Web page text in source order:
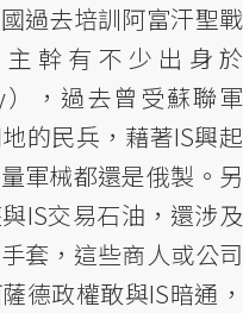
過去培訓阿富汗聖戰
幹有不少出身於
），過去曾受蘇聯軍
的民兵，藉著IS興起
軍械都還是俄製。另
IS交易石油，還涉及
套，這些商人或公司
德政權敢與IS暗通，